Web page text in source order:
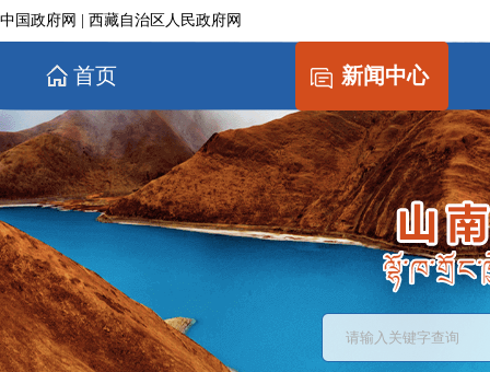
中国政府网 西藏自治区人民政府网
首页 新闻中心